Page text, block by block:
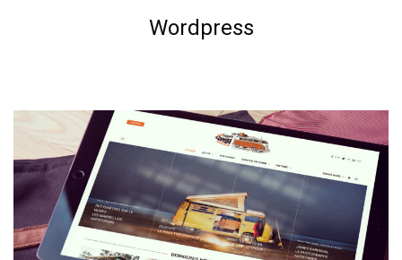
Wordpress